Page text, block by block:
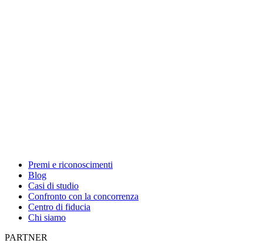
Premi e riconoscimenti
Blog
Casi di studio
Confronto con la concorrenza
Centro di fiducia
Chi siamo
PARTNER